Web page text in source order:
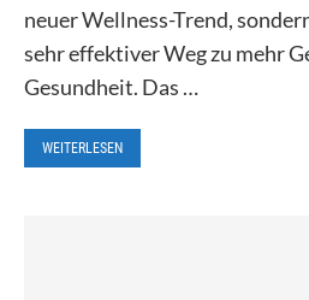
neuer Wellness-Trend,
sehr effektiver Weg zu mehr
Gesundheit. Das …
WEITERLESEN